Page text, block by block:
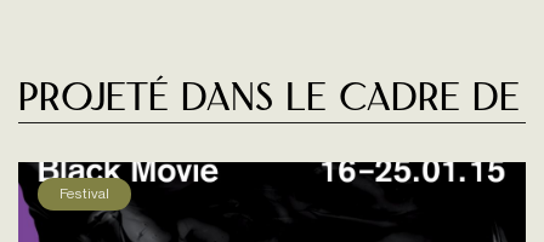
Projeté dans le cadre de
Festival